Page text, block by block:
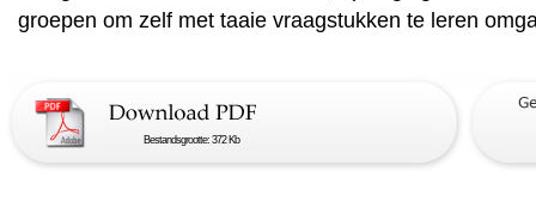
groepen om zelf met taaie vraagstukken te leren
Bestandsgrootte: 372 Kb